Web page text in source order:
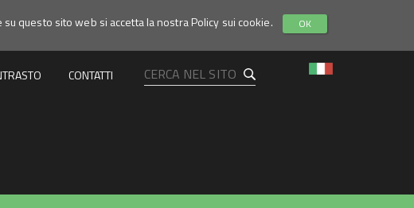
questo sito web si accetta la nostra Policy sui cookie. OK
CONTATTI